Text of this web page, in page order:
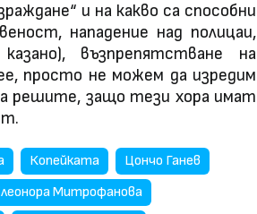
и на какво са способни
нападение над полицаи,
възпрепятстване на
просто не можем да изредим
решите, защо тези хора имат
Копейката
Цончо Ганев
Митрофанова